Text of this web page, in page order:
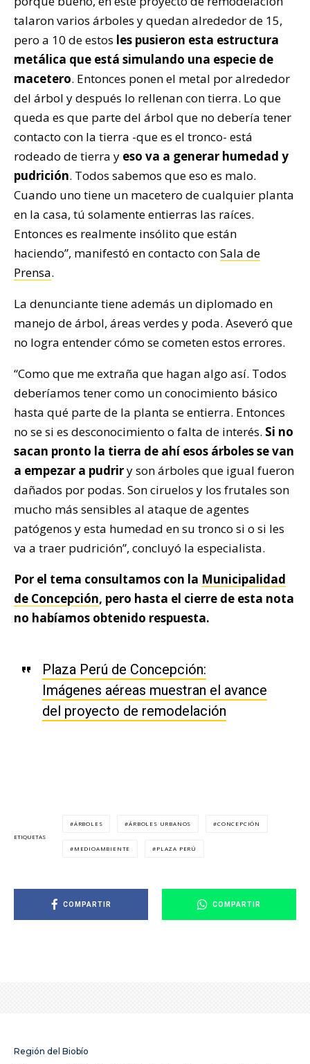
talaron varios árboles y quedan alrededor de 15,
pero a 10 de estos les pusieron esta estructura
metálica que está simulando una especie de
macetero. Entonces ponen el metal por alrededor
del árbol y después lo rellenan con tierra. Lo que
queda es que parte del árbol que no debería tener
contacto con la tierra -que es el tronco- está
rodeado de tierra y eso va a generar humedad y
pudrición. Todos sabemos que eso es malo.
Cuando uno tiene un macetero de cualquier planta
en la casa, tú solamente entierras las raíces.
Entonces es realmente insólito que están
haciendo”, manifestó en contacto conSala de
Prensa.
La denunciante tiene además un diplomado en
manejo de árbol, áreas verdes y poda. Aseveró que
no logra entender cómo se cometen estos errores.
“Como que me extraña que hagan algo así. Todos
deberíamos tener como un conocimiento básico
hasta qué parte de la planta se entierra. Entonces
no se si es desconocimiento o falta de interés. Si no
sacan pronto la tierra de ahí esos árboles se van
a empezar a pudriry son árboles que igual fueron
dañados por podas. Son ciruelos y los frutales son
mucho más sensibles al ataque de agentes
patógenos y esta humedad en su tronco si o si les
va a traer pudrición”, concluyó la especialista.
Por el tema consultamos con la Municipalidad
de Concepción, pero hasta el cierre de esta nota
no habíamos obtenido respuesta.
Plaza Perú de Concepción:
Imágenes aéreas muestran el avance
del proyecto de remodelación
ETIQUETAS
ÁRBOLES ÁRBOLES URBANOS CONCEPCIÓN
MEDIOAMBIENTE PLAZA PERÚ
COMPARTIR COMPARTIR
Región del Biobío